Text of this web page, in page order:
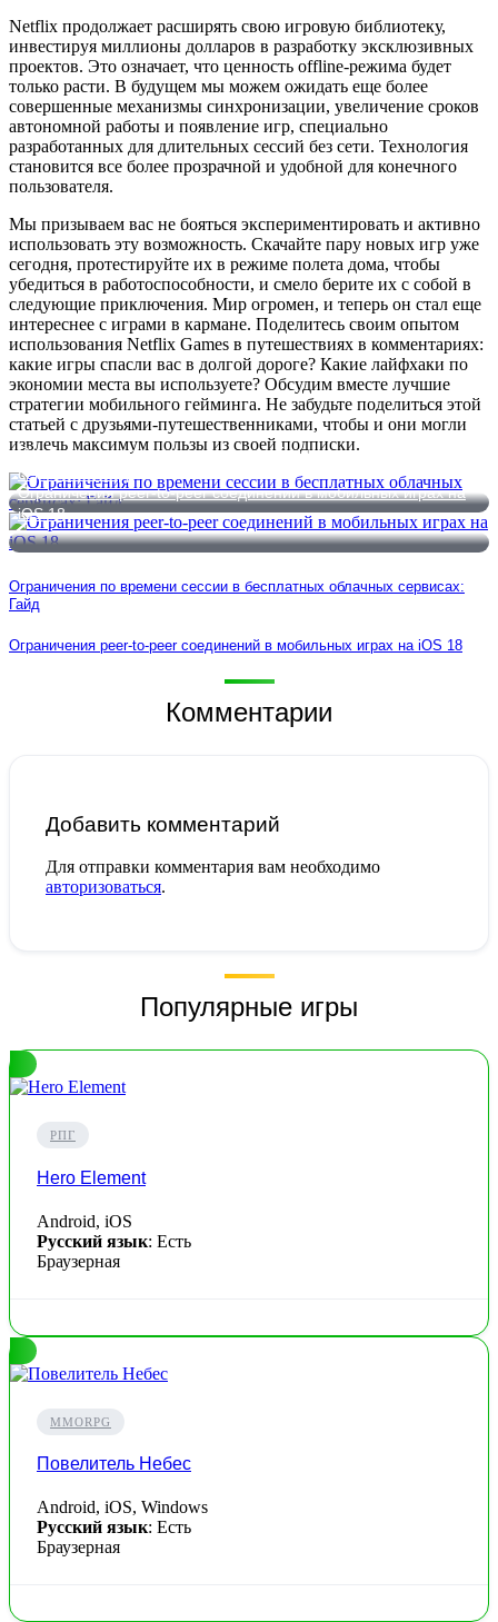
Netflix продолжает расширять свою игровую библиотеку,
инвестируя миллионы долларов в разработку эксклюзивных
проектов. Это означает, что ценность offline-режима будет
только расти. В будущем мы можем ожидать еще более
совершенные механизмы синхронизации, увеличение сроков
автономной работы и появление игр, специально
разработанных для длительных сессий без сети. Технология
становится все более прозрачной и удобной для конечного
пользователя.
Мы призываем вас не бояться экспериментировать и активно
использовать эту возможность. Скачайте пару новых игр уже
сегодня, протестируйте их в режиме полета дома, чтобы
убедиться в работоспособности, и смело берите их с собой в
следующие приключения. Мир огромен, и теперь он стал еще
интереснее с играми в кармане. Поделитесь своим опытом
использования Netflix Games в путешествиях в комментариях:
какие игры спасли вас в долгой дороге? Какие лайфхаки по
экономии места вы используете? Обсудим вместе лучшие
стратегии мобильного гейминга. Не забудьте поделиться этой
статьей с друзьями-путешественниками, чтобы и они могли
извлечь максимум пользы из своей подписки.
Ограничения по времени сессии в бесплатных облачных
сервисах: Гайд
Ограничения peer-to-peer соединений в мобильных играх на
iOS 18
Ограничения по времени сессии в бесплатных облачных сервисах:
Гайд
Ограничения peer-to-peer соединений в мобильных играх на iOS 18
Комментарии
Добавить комментарий
Для отправки комментария вам необходимо
авторизоваться.
Популярные игры
РПГ
Hero Element
Android, iOS
Русский язык: Есть
Браузерная
MMORPG
Повелитель Небес
Android, iOS, Windows
Русский язык: Есть
Браузерная